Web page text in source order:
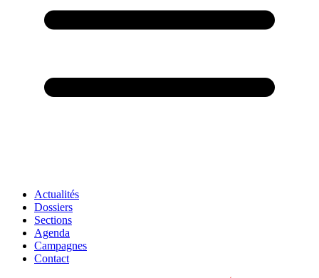
Actualités
Dossiers
Sections
Agenda
Campagnes
Contact